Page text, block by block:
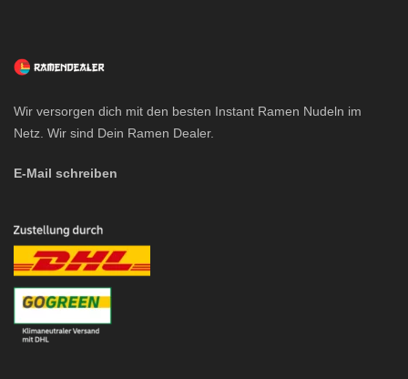
Wir versorgen dich mit den besten Instant Ramen Nudeln im
Netz. Wir sind Dein Ramen Dealer.
E-Mail schreiben